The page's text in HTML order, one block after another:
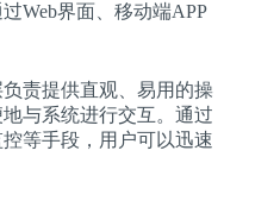
Web界面、移动端APP
责提供直观、易用的操
与系统进行交互。通过
等手段，用户可以迅速